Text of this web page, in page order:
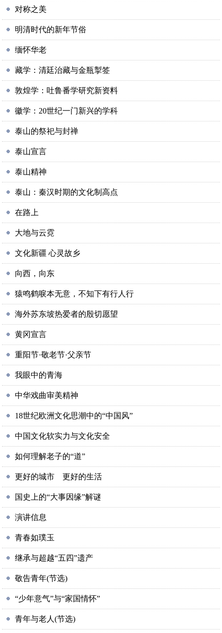
对称之美
明清时代的新年节俗
缅怀华老
藏学：清廷治藏与金瓶掣签
敦煌学：吐鲁番学研究新资料
徽学：20世纪一门新兴的学科
泰山的祭祀与封禅
泰山宣言
泰山精神
泰山：秦汉时期的文化制高点
在路上
大地与云霓
文化新疆 心灵故乡
向西，向东
猿鸣鹤唳本无意，不知下有行人行
海外苏东坡热爱者的殷切愿望
黄冈宣言
重阳节·敬老节·父亲节
我眼中的青海
中华戏曲审美精神
18世纪欧洲文化思潮中的“中国风”
中国文化软实力与文化安全
如何理解老子的“道”
更好的城市 更好的生活
国史上的“大事因缘”解谜
演讲信息
青春如璞玉
继承与超越“五四”遗产
敬告青年(节选)
“少年意气”与“家国情怀”
青年与老人(节选)